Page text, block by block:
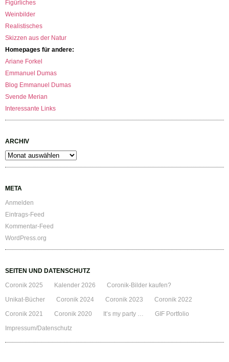
Figürliches
Weinbilder
Realistisches
Skizzen aus der Natur
Homepages für andere:
Ariane Forkel
Emmanuel Dumas
Blog Emmanuel Dumas
Svende Merian
Interessante Links
ARCHIV
Archiv
META
Anmelden
Eintrags-Feed
Kommentar-Feed
WordPress.org
SEITEN UND DATENSCHUTZ
Coronik 2025
Kalender 2026
Coronik-Bilder kaufen?
Unikat-Bücher
Coronik 2024 Coronik 2023
Coronik 2022
Coronik 2021
Coronik 2020 It’s my party …
GIF Portfolio
Impressum/Datenschutz